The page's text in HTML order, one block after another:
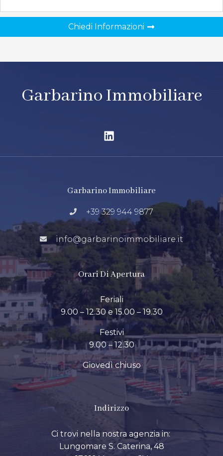
Chiedi Informazioni
Garbarino Immobiliare
Garbarino Immobiliare
+39 329 944 9877
info@garbarinoimmobiliare.it
Orari Di Apertura
Feriali
9.00 – 12.30 e 15.00 – 19.30
Festivi
9.00 – 12.30
Giovedì chiuso
Indirizzo
Ci trovi nella nostra agenzia in:
Lungomare S. Caterina, 48